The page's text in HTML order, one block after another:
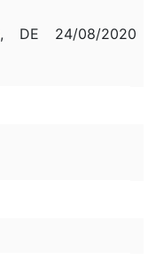
, DE 24/08/2020